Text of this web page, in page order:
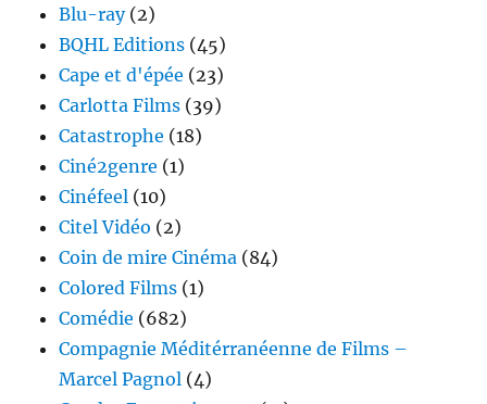
Blu-ray(2)
BQHL Editions (45)
Cape et d'épée (23)
Carlotta Films (39)
Catastrophe (18)
Ciné2genre (1)
Cinéfeel (10)
Citel Vidéo (2)
Coin de mire Cinéma (84)
Colored Films (1)
Comédie (682)
Compagnie Méditérranéenne de Films –
Marcel Pagnol (4)